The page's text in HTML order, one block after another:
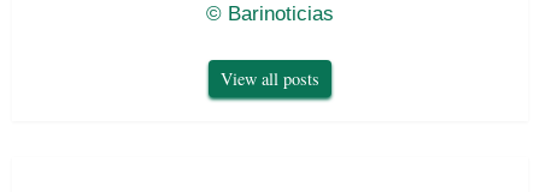
© Barinoticias
View all posts